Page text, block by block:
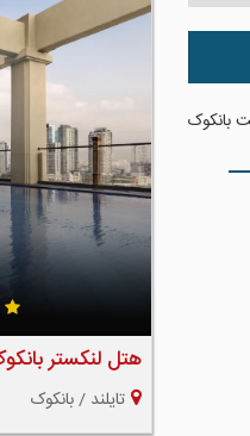
هتل لنکستر
تایلند / بانکوک
بانکوک